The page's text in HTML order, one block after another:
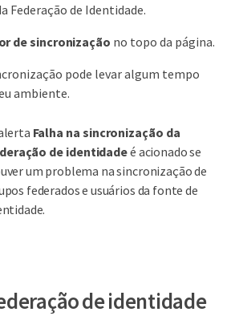
Federação de Identidade.
de sincronização no topo da página.
pode levar algum tempo
ambiente.
Falha na sincronização da
de identidadeé acionado se
um problema na sincronização de
federados e usuários da fonte de
de identidade